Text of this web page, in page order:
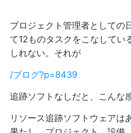
プロジェクト管理者としての
て12ものタスクをこなしてい
しれない。それが
/ブログ?p=8439
追跡ソフトなしだと、こんな
リソース追跡ソフトウェアは